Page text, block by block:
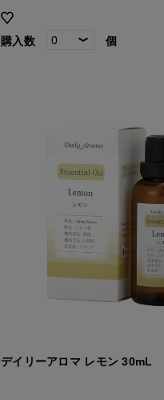
購入数 個
デイリーアロマ レモン 30mL